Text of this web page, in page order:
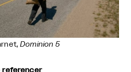
Dominion 5
referencer